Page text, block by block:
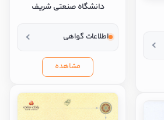
دانشگاه صنعتی شریف
اطلاعات گواهی
مشاهده